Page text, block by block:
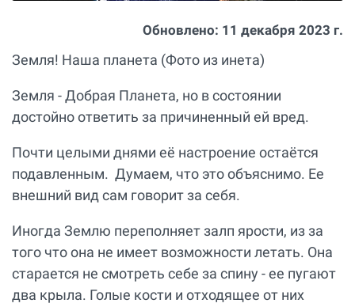
Обновлено: 11 декабря 2023 г.
Земля! Наша планета (Фото из инета)
Земля - Добрая Планета, но в состоянии
достойно ответить за причиненный ей вред.
Почти целыми днями её настроение остаётся
подавленным. Думаем, что это объяснимо. Ее
внешний вид сам говорит за себя.
Иногда Землю переполняет залп ярости, из за
того что она не имеет возможности летать. Она
старается не смотреть себе за спину - ее пугают
два крыла. Голые кости и отходящее от них